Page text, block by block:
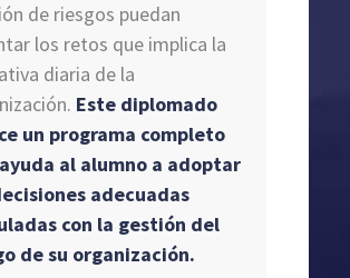
de riesgos puedan
los retos que implica la
diaria de la
Este diplomado
un programa completo
al alumno a adoptar
adecuadas
con la gestión del
de su organización.